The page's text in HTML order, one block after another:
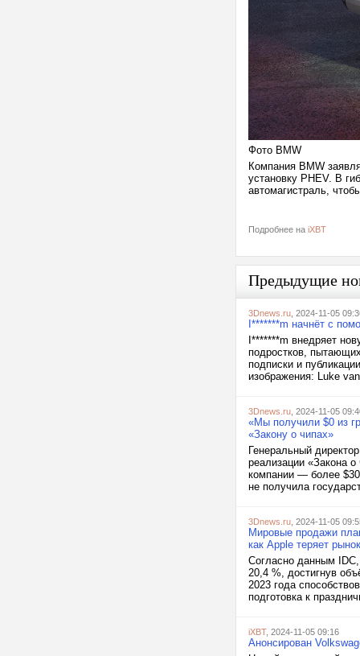
Фото BMW
Компания BMW
установку PHEV. В
автомагистраль,
Подробнее на iXBT
Предыдущие
3Dnews.ru , 2024-11-05
I*******m начнёт с
I*******m внедряет
подростков,
подписки и
изображения: Luke
3Dnews.ru , 2024-11-05
«Мы получили $0 из
«Закону о чипах»
Генеральный
реализации «Закона
компании — более
не получила
3Dnews.ru , 2024-11-05
Мировые продажи
как Apple теряет рынок
Согласно данным
20,4 %, достигнув
2023 года
подготовка к
iXBT, 2024-11-05 09:16
Анонсирован